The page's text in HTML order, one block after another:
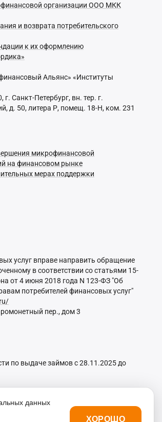
организации ООО МКК
и возврата потребительского
к их оформлению
Альянс» «Институты
Санкт-Петербург, вн. тер. г.
д. 50, литера Р, помещ. 18-Н, ком. 231
микрофинансовой
на финансовом рынке
мерах поддержки
услуг вправе направить обращение
в соответствии со статьями 15-
от 4 июня 2018 года N 123-ФЗ "Об
потребителей финансовых услуг"
пер., дом 3
по выдаче займов с 28.11.2025 до
данных
ХОРОШО